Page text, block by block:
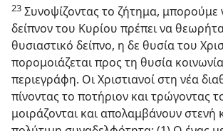
23 Συνοψίζοντας το ζήτημα, μπορούμε
δείπνον του Κυρίου πρέπει να
θυσιαστικό δείπνο, η δε θυσία του
πορομοιάζεται προς τη θυσία
περιεγράφη. Οι Χριστιανοί στη νέα
πίνοντας το ποτήριον και τρώγοντας
μοιράζονται και απολαμβάνουν στενή